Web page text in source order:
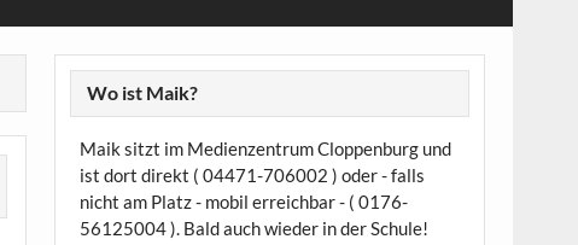
Wo ist Maik?
Maik sitzt im Medienzentrum Cloppenburg und
ist dort direkt ( 04471-706002 ) oder - falls
nicht am Platz - mobil erreichbar - ( 0176-
56125004 ). Bald auch wieder in der Schule!